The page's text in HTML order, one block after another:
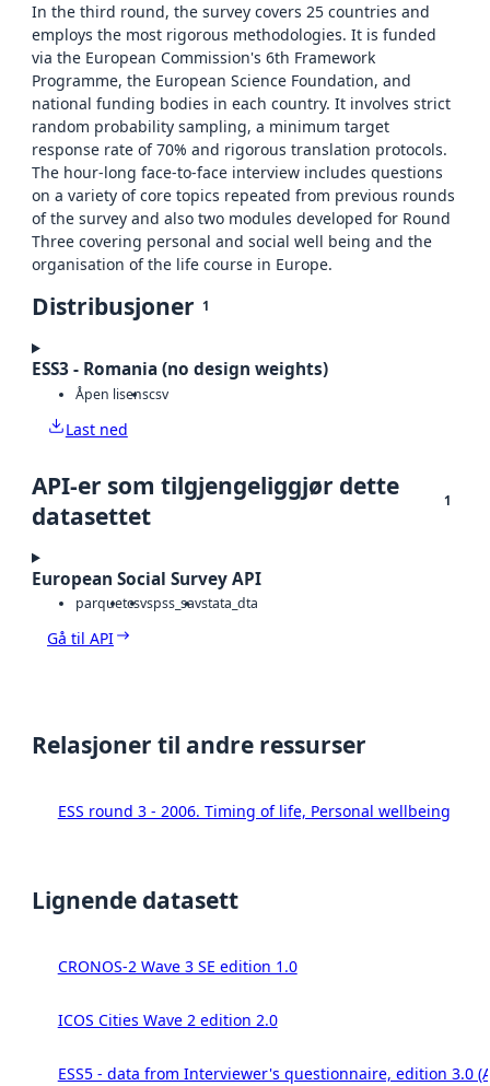
In the third round, the survey covers 25 countries and
employs the most rigorous methodologies. It is funded
via the European Commission's 6th Framework
Programme, the European Science Foundation, and
national funding bodies in each country. It involves strict
random probability sampling, a minimum target
response rate of 70% and rigorous translation protocols.
The hour-long face-to-face interview includes questions
on a variety of core topics repeated from previous rounds
of the survey and also two modules developed for Round
Three covering personal and social well being and the
organisation of the life course in Europe.
Distribusjoner 1
ESS3 - Romania (no design weights)
Åpen lisenscsv
Last ned
API-er som tilgjengeliggjør dette
datasettet
1
European Social Survey API
parquetcsvspss_savstata_dta
Gå til API
Relasjoner til andre ressurser
ESS round 3 - 2006. Timing of life, Personal wellbeing
Lignende datasett
CRONOS-2 Wave 3 SE edition 1.0
ICOS Cities Wave 2 edition 2.0
ESS5 - data from Interviewer's questionnaire, edition 3.0